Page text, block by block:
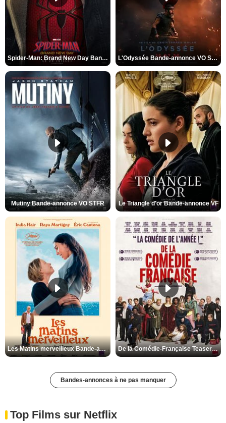
Spider-Man: Brand New Day Bande-annonce VO STFR L'Odyssée Bande-annonce VO STFR
Mutiny Bande-annonce VO STFR Le Triangle d'or Bande-annonce VF
Les Matins merveilleux Bande-annonce VF De la Comédie-Française Teaser VF
Bandes-annonces à ne pas manquer
Top Films sur Netflix